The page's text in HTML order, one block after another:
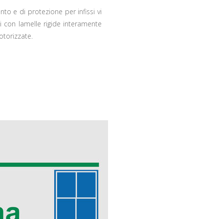
e di protezione per infissi vi
con lamelle rigide interamente